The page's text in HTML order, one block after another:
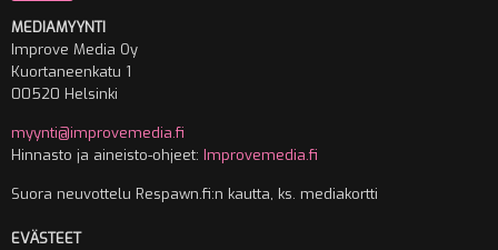
MEDIAMYYNTI
Improve Media Oy
Kuortaneenkatu 1
00520 Helsinki
myynti@improvemedia.fi
Hinnasto ja aineisto-ohjeet: Improvemedia.fi
Suora neuvottelu Respawn.fi:n kautta, ks. mediakortti
EVÄSTEET